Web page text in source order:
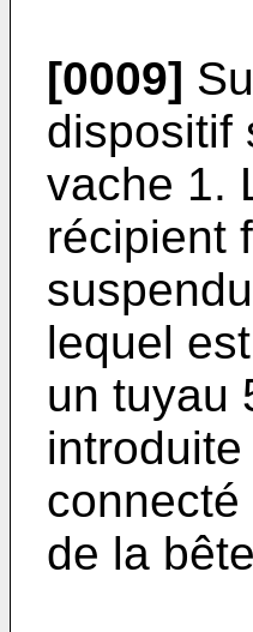
[0009]
dispositif
vache 1.
récipient
lequel
un tuyau
de la